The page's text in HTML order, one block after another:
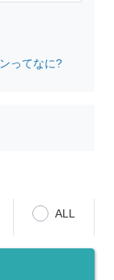
ってなに?
ALL